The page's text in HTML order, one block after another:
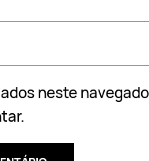
neste